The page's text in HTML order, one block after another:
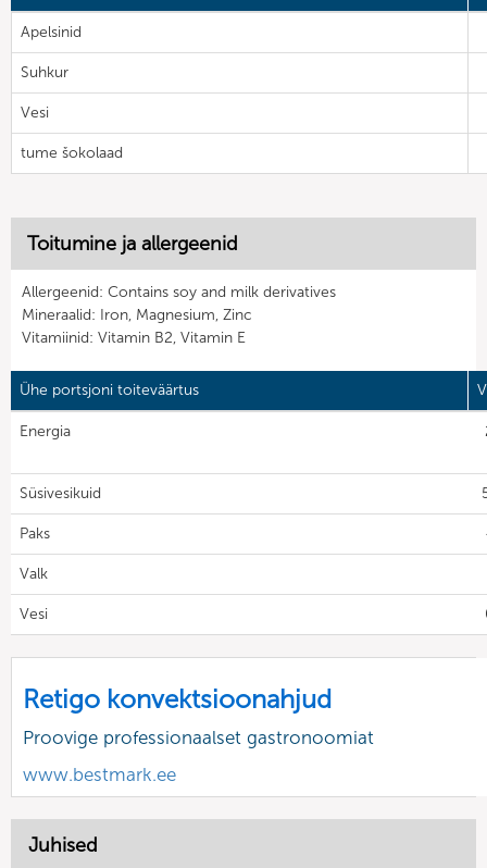
Apelsinid
Suhkur
Vesi
tume šokolaad
Toitumine ja allergeenid
Allergeenid: Contains soy and milk derivatives
Mineraalid: Iron, Magnesium, Zinc
Vitamiinid: Vitamin B2, Vitamin E
Ühe portsjoni toiteväärtus
Energia
Süsivesikuid
Paks
Valk
Vesi
Retigo konvektsioonahjud
Proovige professionaalset gastronoomiat
www.bestmark.ee
Juhised